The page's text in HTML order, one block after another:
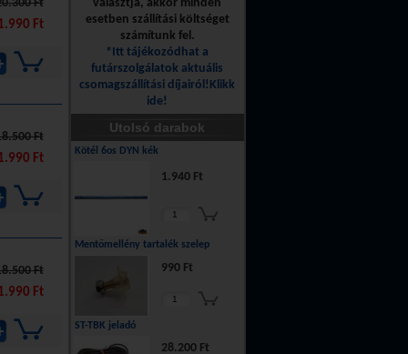
Ft
Ft
Ft
Ft
Ft
Ft
választja, akkor minden
esetben szállítási költséget
számítunk fel.
*Itt tájékozódhat a
futárszolgálatok aktuális
csomagszállítási díjairól!Klikk
ide!
Utolsó darabok
Kötél 6os DYN kék
1.940 Ft
Mentőmellény tartalék szelep
990 Ft
ST-TBK jeladó
28.200 Ft